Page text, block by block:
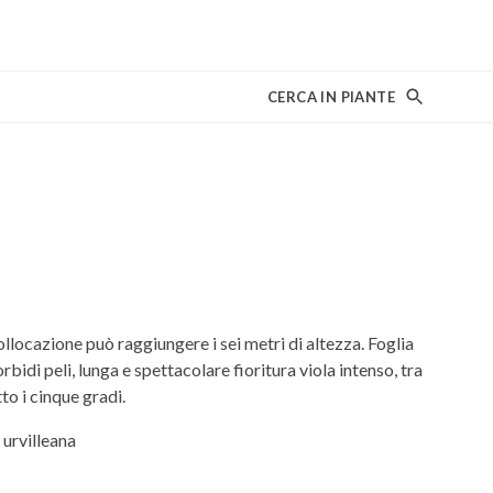
CERCA IN PIANTE
può raggiungere i sei metri di altezza. Foglia
peli, lunga e spettacolare fioritura viola intenso, tra
i cinque gradi.